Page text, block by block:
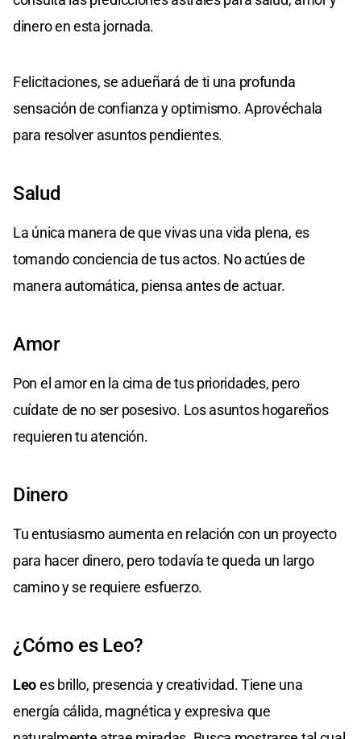
dinero en esta jornada.
Felicitaciones, se adueñará de ti una profunda
sensación de confianza y optimismo. Aprovéchala
para resolver asuntos pendientes.
Salud
La única manera de que vivas una vida plena, es
tomando conciencia de tus actos. No actúes de
manera automática, piensa antes de actuar.
Amor
Pon el amor en la cima de tus prioridades, pero
cuídate de no ser posesivo. Los asuntos hogareños
requieren tu atención.
Dinero
Tu entusiasmo aumenta en relación con un proyecto
para hacer dinero, pero todavía te queda un largo
camino y se requiere esfuerzo.
¿Cómo es Leo?
Leoes brillo, presencia y creatividad. Tiene una
energía cálida, magnética y expresiva que